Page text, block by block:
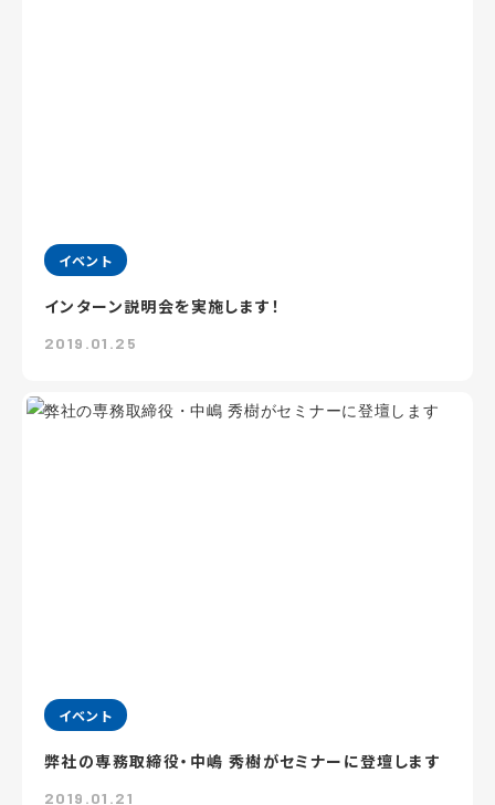
イベント
インターン説明会を実施します！
2019.01.25
イベント
弊社の専務取締役・中嶋 秀樹がセミナーに登壇します
2019.01.21